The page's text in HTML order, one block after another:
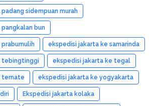
sidempuan murah
bun
ekspedisi jakarta ke samarinda
tebingtinggi ekspedisi jakarta ke tegal
ternate ekspedisi jakarta ke yogyakarta
Ekspedisi jakarta kolaka